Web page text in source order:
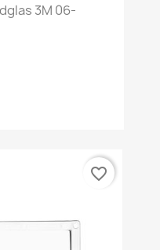
3M 06-
favorite_border